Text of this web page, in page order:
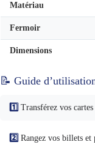
Matériau
Fermoir
Dimensions
📝 Guide
1️⃣ Transférez vos
2️⃣ Rangez vos billets et